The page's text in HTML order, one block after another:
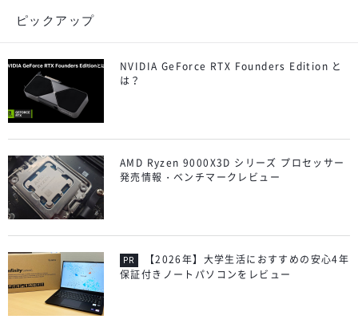
ピックアップ
NVIDIA GeForce RTX Founders Edition と
は？
AMD Ryzen 9000X3D シリーズ プロセッサー
発売情報・ベンチマークレビュー
【2026年】大学生活におすすめの安心4年
保証付きノートパソコンをレビュー